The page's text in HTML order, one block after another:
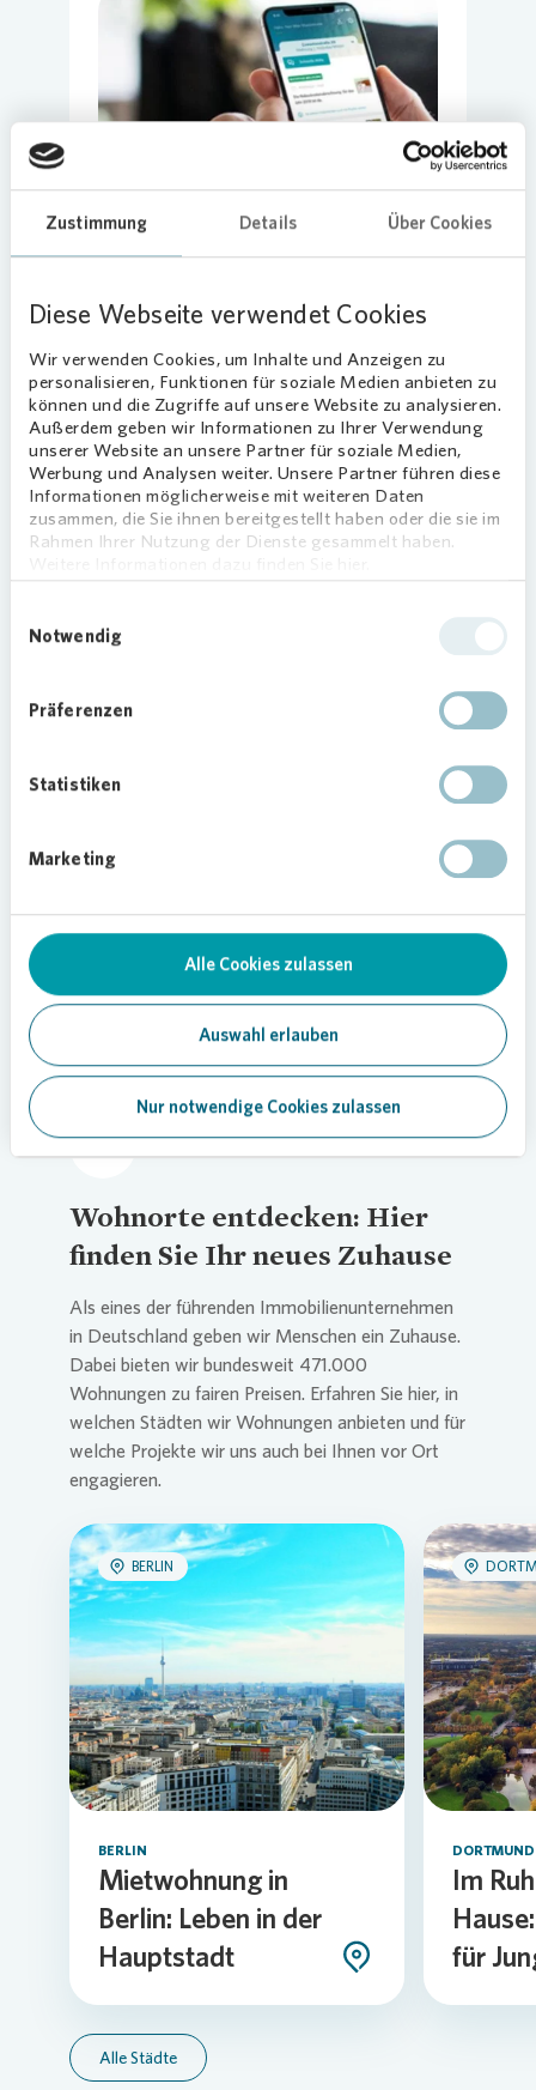
Zustimmung Details Über Cookies
Diese Webseite verwendet Cookies
Wir verwenden Cookies, um Inhalte und Anzeigen zu
personalisieren, Funktionen für soziale Medien anbieten zu
können und die Zugriffe auf unsere Website zu analysieren.
Außerdem geben wir Informationen zu Ihrer Verwendung
unserer Website an unsere Partner für soziale Medien,
Werbung und Analysen weiter. Unsere Partner führen diese
Informationen möglicherweise mit weiteren Daten
zusammen, die Sie ihnen bereitgestellt haben oder die sie im
Rahmen Ihrer Nutzung der Dienste gesammelt haben.
Notwendig
Präferenzen
Statistiken
Marketing
Alle Cookies zulassen
Auswahl erlauben
Nur notwendige Cookies zulassen
Loading...
Nutzen Sie die vielen
Vorteile der „Mein Vonovia“
Kunden-App
Mit der App können Sie Ihre Wohnung
finden, den Mietvertrag digital
Wohnorte entdecken: Hier
finden Sie Ihr neues Zuhause
Als eines der führenden Immobilienunternehmen
in Deutschland geben wir Menschen ein Zuhause.
Dabei bieten wir bundesweit 471.000
Wohnungen zu fairen Preisen. Erfahren Sie hier, in
welchen Städten wir Wohnungen anbieten und für
welche Projekte wir uns auch bei Ihnen vor Ort
engagieren.
Loading...
BERLIN
BERLIN
Mietwohnung in
Berlin: Leben in der
Hauptstadt
DORTMUND
Im
für
Alle Städte